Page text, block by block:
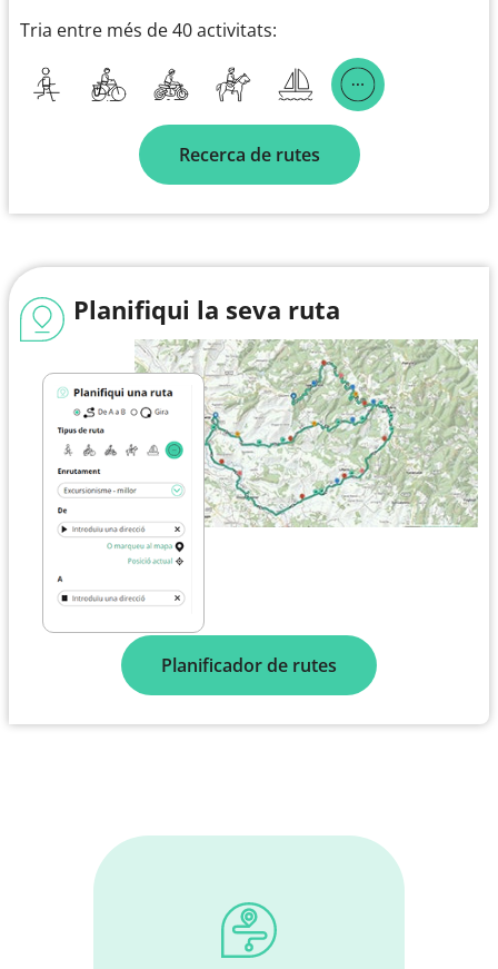
Tria entre més de 40 activitats:
Recerca de rutes
Planifiqui la seva ruta
Planificador de rutes